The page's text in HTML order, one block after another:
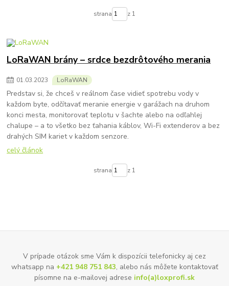
strana z 1
LoRaWAN brány – srdce bezdrôtového merania
01.03.2023 LoRaWAN
Predstav si, že chceš v reálnom čase vidieť spotrebu vody v
každom byte, odčítavať meranie energie v garážach na druhom
konci mesta, monitorovať teplotu v šachte alebo na odľahlej
chalupe – a to všetko bez ťahania káblov, Wi-Fi extenderov a bez
drahých SIM kariet v každom senzore.
celý článok
strana z 1
V prípade otázok sme Vám k dispozícii telefonicky aj cez
whatsapp na +421 948 751 843, alebo nás môžete kontaktovať
písomne na e-mailovej adrese info(a)loxprofi.sk